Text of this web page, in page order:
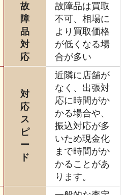
故
障
品
対
応
故障品は買取
不可、相場に
より買取価格
が低くなる場
合が多い
対
応
ス
ピ
ー
ド
近隣に店舗が
なく、出張対
応に時間がか
かる場合や、
振込対応が多
いため現金化
まで時間がか
かることがあ
ります。